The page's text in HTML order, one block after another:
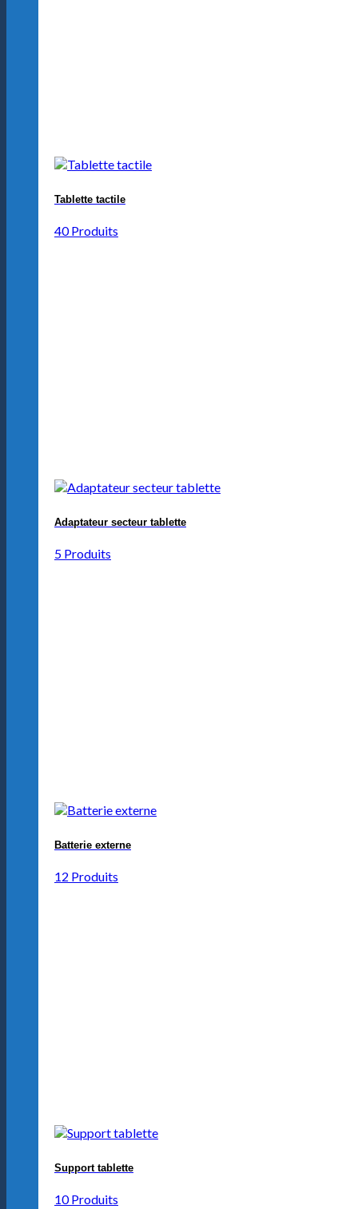
Tablette tactile
40 Produits
Adaptateur secteur tablette
5 Produits
Batterie externe
12 Produits
Support tablette
10 Produits